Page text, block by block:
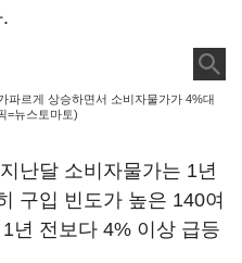
파르게 상승하면서 소비자물가가 4%대
=뉴스토마토)
난달 소비자물가는 1년
구입 빈도가 높은 140여
년 전보다 4% 이상 급등